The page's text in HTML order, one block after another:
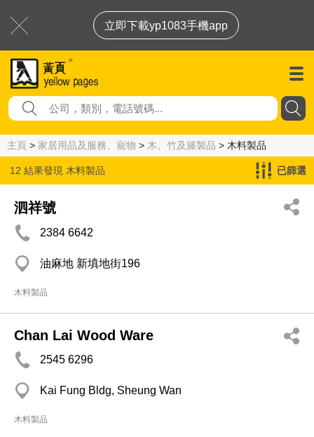
立即下載yp1083手機app
主頁 > 家居用品及服務、寵物 > 木、竹及籐製品 > 木料製品
12 結果發現 木料製品 已篩選
泗祥號
2384 6642
油麻地 新填地街196
木料製品
Chan Lai Wood Ware
2545 6296
Kai Fung Bldg, Sheung Wan
木料製品